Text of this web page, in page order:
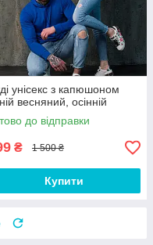
унісекс з капюшоном
весняний, осінній
до відправки
₴ 1 500 ₴
Купити